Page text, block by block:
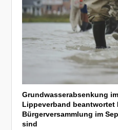
Grundwasserabsenkung
Lippeverband beantwortet
Bürgerversammlung im
sind